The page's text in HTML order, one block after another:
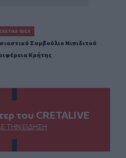
TAGS
Συμβούλιο Νιπιδιτού
Κρήτης
του CRETALIVE
ΤΗΝ ΕΊΔΗΣΗ